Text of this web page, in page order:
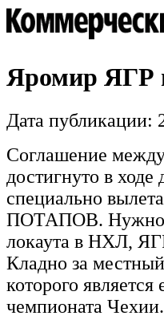
Яромир ЯГР
Дата публикации:
Соглашение
достигнуто в
специально
ПОТАПОВ. Нужно
локаута в НХЛ,
Кладно за
которого
чемпионата Чехии.